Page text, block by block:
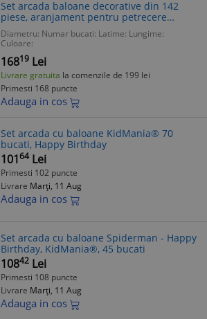
Set arcada baloane decorative din 142
piese, aranjament pentru petrecere
potrivit tematica Minecraft, calitate latex
Extra, Verde si Maro
Diametru: Numar bucati: Latime: Lungime:
Culoare:
16819 Lei
Livrare gratuita la comenzile de 199 lei
Primesti 168 puncte
Adauga in cos
Set arcada cu baloane KidMania® 70
bucati, Happy Birthday
10164 Lei
Primesti 102 puncte
Livrare Marți, 11 Aug
Adauga in cos
Set arcada cu baloane Spiderman - Happy
Birthday, KidMania®, 45 bucati
10842 Lei
Primesti 108 puncte
Livrare Marți, 11 Aug
Adauga in cos